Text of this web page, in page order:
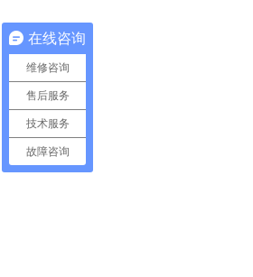
在线咨询
维修咨询
售后服务
技术服务
故障咨询